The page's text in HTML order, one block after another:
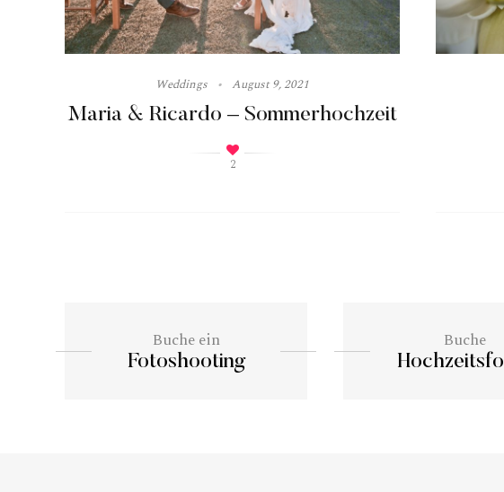
Weddings August 9, 2021
Maria & Ricardo – Sommerhochzeit
2
Buche ein
Fotoshooting
Buche